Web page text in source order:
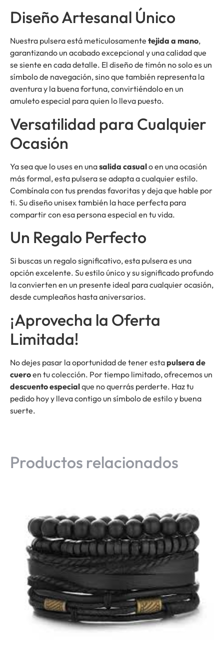
Diseño Artesanal Único
Nuestra pulsera está meticulosamente tejida a mano,
garantizando un acabado excepcional y una calidad que
se siente en cada detalle. El diseño de timón no solo es un
símbolo de navegación, sino que también representa la
aventura y la buena fortuna, convirtiéndolo en un
amuleto especial para quien lo lleva puesto.
Versatilidad para Cualquier
Ocasión
Ya sea que lo uses en unasalida casualo en una ocasión
más formal, esta pulsera se adapta a cualquier estilo.
Combínala con tus prendas favoritas y deja que hable por
ti. Su diseño unisex también la hace perfecta para
compartir con esa persona especial en tu vida.
Un Regalo Perfecto
Si buscas un regalo significativo, esta pulsera es una
opción excelente. Su estilo único y su significado profundo
la convierten en un presente ideal para cualquier ocasión,
desde cumpleaños hasta aniversarios.
¡Aprovecha la Oferta
Limitada!
No dejes pasar la oportunidad de tener estapulsera de
cueroen tu colección. Por tiempo limitado, ofrecemos un
descuento especialque no querrás perderte. Haz tu
pedido hoy y lleva contigo un símbolo de estilo y buena
suerte.
Productos relacionados